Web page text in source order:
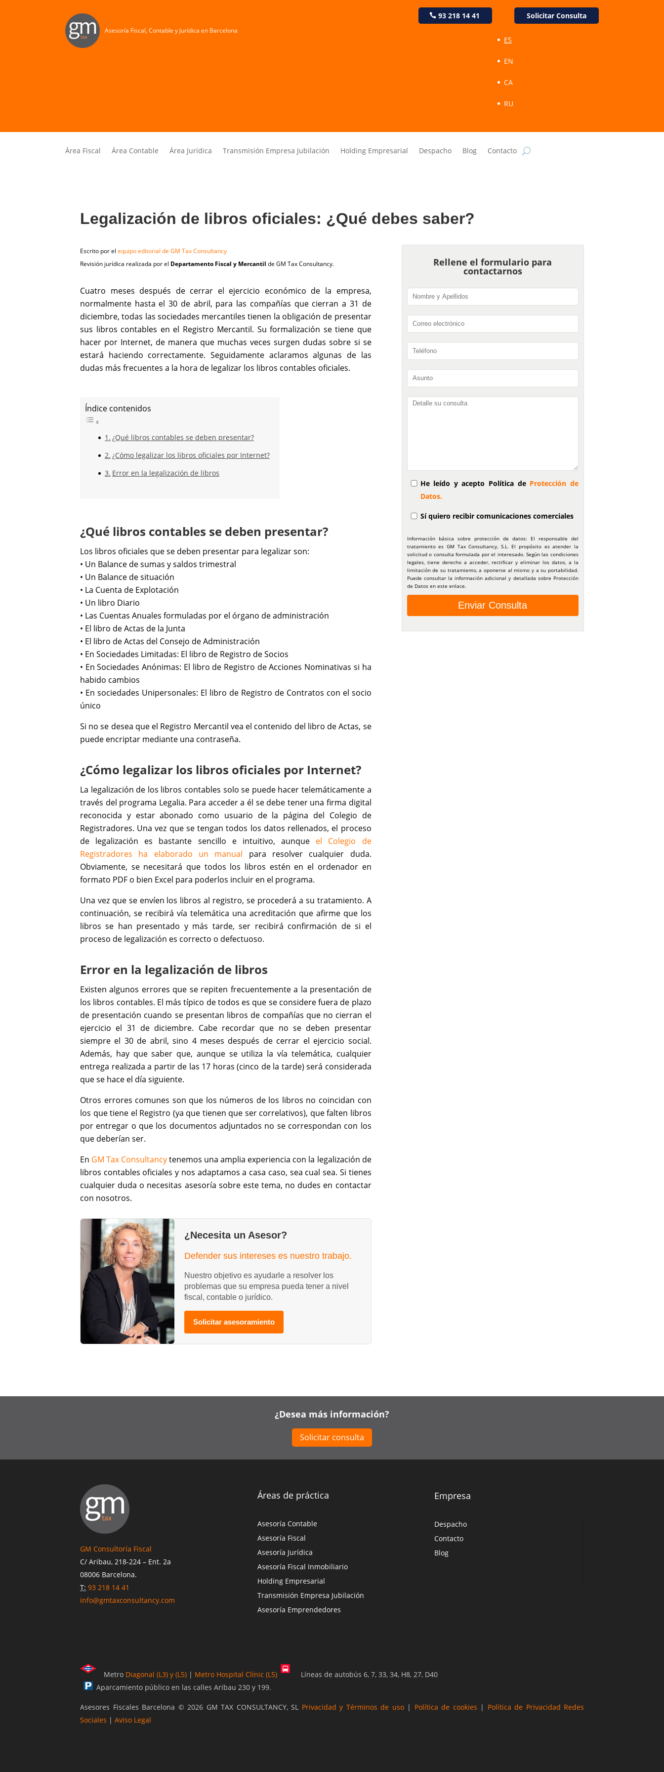
Asesoría Fiscal, Contable y Jurídica en Barcelona
93 218 14 41 Solicitar Consulta
ES
EN
CA
RU
Área Fiscal Área Contable Área Jurídica Transmisión Empresa Jubilación Holding Empresarial Despacho Blog Contacto
Legalización de libros oficiales: ¿Qué debes saber?
Escrito por el equipo editorial de GM Tax Consultancy
Revisión jurídica realizada por el Departamento Fiscal y Mercantil de GM Tax Consultancy.
Cuatro meses después de cerrar el ejercicio económico de la empresa,
normalmente hasta el 30 de abril, para las compañías que cierran a 31 de
diciembre, todas las sociedades mercantiles tienen la obligación de presentar
sus libros contables en el Registro Mercantil. Su formalización se tiene que
hacer por Internet, de manera que muchas veces surgen dudas sobre si se
estará haciendo correctamente. Seguidamente aclaramos algunas de las
dudas más frecuentes a la hora de legalizar los libros contables oficiales.
Índice contenidos
¿Qué libros contables se deben presentar?
¿Cómo legalizar los libros oficiales por Internet?
Error en la legalización de libros
¿Qué libros contables se deben presentar?
Los libros oficiales que se deben presentar para legalizar son:
• Un Balance de sumas y saldos trimestral
• Un Balance de situación
• La Cuenta de Explotación
• Un libro Diario
• Las Cuentas Anuales formuladas por el órgano de administración
• El libro de Actas de la Junta
• El libro de Actas del Consejo de Administración
• En Sociedades Limitadas: El libro de Registro de Socios
• En Sociedades Anónimas: El libro de Registro de Acciones Nominativas si ha
habido cambios
• En sociedades Unipersonales: El libro de Registro de Contratos con el socio
único
Si no se desea que el Registro Mercantil vea el contenido del libro de Actas, se
puede encriptar mediante una contraseña.
¿Cómo legalizar los libros oficiales por Internet?
La legalización de los libros contables solo se puede hacer telemáticamente a
través del programa Legalia. Para acceder a él se debe tener una firma digital
reconocida y estar abonado como usuario de la página del Colegio de
Registradores. Una vez que se tengan todos los datos rellenados, el proceso
de legalización es bastante sencillo e intuitivo, aunque el Colegio de
Registradores ha elaborado un manual para resolver cualquier duda.
Obviamente, se necesitará que todos los libros estén en el ordenador en
formato PDF o bien Excel para poderlos incluir en el programa.
Una vez que se envíen los libros al registro, se procederá a su tratamiento. A
continuación, se recibirá vía telemática una acreditación que afirme que los
libros se han presentado y más tarde, ser recibirá confirmación de si el
proceso de legalización es correcto o defectuoso.
Error en la legalización de libros
Existen algunos errores que se repiten frecuentemente a la presentación de
los libros contables. El más típico de todos es que se considere fuera de plazo
de presentación cuando se presentan libros de compañías que no cierran el
ejercicio el 31 de diciembre. Cabe recordar que no se deben presentar
siempre el 30 de abril, sino 4 meses después de cerrar el ejercicio social.
Además, hay que saber que, aunque se utiliza la vía telemática, cualquier
entrega realizada a partir de las 17 horas (cinco de la tarde) será considerada
que se hace el día siguiente.
Otros errores comunes son que los números de los libros no coincidan con
los que tiene el Registro (ya que tienen que ser correlativos), que falten libros
por entregar o que los documentos adjuntados no se correspondan con los
que deberían ser.
En GM Tax Consultancytenemos una amplia experiencia con la legalización de
libros contables oficiales y nos adaptamos a casa caso, sea cual sea. Si tienes
cualquier duda o necesitas asesoría sobre este tema, no dudes en contactar
con nosotros.
¿Necesita un Asesor?
Defender sus intereses es nuestro trabajo.
Nuestro objetivo es ayudarle a resolver los
problemas que su empresa pueda tener a nivel
fiscal, contable o jurídico.
Solicitar asesoramiento
Rellene el formulario para
contactarnos
He leído y acepto Política de Protección de
Datos.
Sí quiero recibir comunicaciones comerciales
Información básica sobre protección de datos: El responsable del
tratamiento es GM Tax Consultancy, S.L. El propósito es atender la
solicitud o consulta formulada por el interesado. Según las condiciones
legales, tiene derecho a acceder, rectificar y eliminar los datos, a la
limitación de su tratamiento, a oponerse al mismo y a su portabilidad.
Puede consultar la información adicional y detallada sobre Protección
de Datos en este enlace.
¿Desea más información?
Solicitar consulta
GM Consultoría Fiscal
C/ Aribau, 218-224 – Ent. 2a
08006 Barcelona.
T: 93 218 14 41
info@gmtaxconsultancy.com
Áreas de práctica
Asesoría Contable
Asesoría Fiscal
Asesoría Jurídica
Asesoría Fiscal Inmobiliario
Holding Empresarial
Transmisión Empresa Jubilación
Asesoría Emprendedores
Empresa
Despacho
Contacto
Blog
Metro Diagonal (L3) y (L5) | Metro Hospital Clínic (L5)
Líneas de autobús 6, 7, 33, 34, H8, 27, D40
Aparcamiento público en las calles Aribau 230 y 199.
Asesores Fiscales Barcelona © 2026 GM TAX CONSULTANCY, SL Privacidad y Términos de uso| Política de cookies | Política de Privacidad Redes
Sociales | Aviso Legal